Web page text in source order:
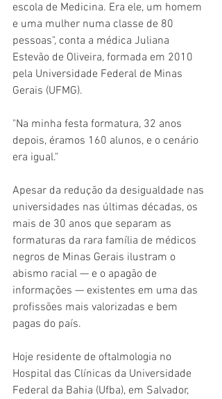
escola de Medicina. Era ele, um homem
e uma mulher numa classe de 80
pessoas", conta a médica Juliana
Estevão de Oliveira, formada em 2010
pela Universidade Federal de Minas
Gerais (UFMG).
"Na minha festa formatura, 32 anos
depois, éramos 160 alunos, e o cenário
era igual."
Apesar da redução da desigualdade nas
universidades nas últimas décadas, os
mais de 30 anos que separam as
formaturas da rara família de médicos
negros de Minas Gerais ilustram o
abismo racial — e o apagão de
informações — existentes em uma das
profissões mais valorizadas e bem
pagas do país.
Hoje residente de oftalmologia no
Hospital das Clínicas da Universidade
Federal da Bahia (Ufba), em Salvador,